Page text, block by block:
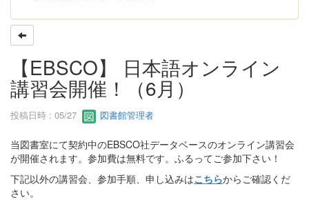
【EBSCO】 日本語オンライン
講習会開催！（6月）
投稿日時 : 05/27 図書館管理者
当図書室にて契約中のEBSCO社データベースのオンライン講習会
が開催されます。参加費は無料です。ふるってご参加下さい！
下記以外の講習会、参加手順、申し込みはこちらからご確認くだ
さい。